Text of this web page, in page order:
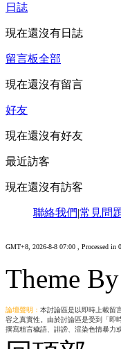
日誌
現在還沒有日誌
留言板全部
現在還沒有留言
好友
現在還沒有好友
最近訪客
現在還沒有訪客
聯絡我們|常見問
GMT+8, 2026-8-8 07:00 , Processed in
Theme
論壇聲明： 本討論區是以即時上載留
容之真實性。由於討論區是受到「即
撰寫粗言穢語、誹謗、渲染色情暴力